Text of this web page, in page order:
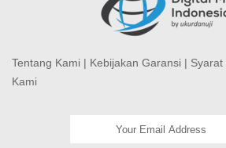
Tentang Kami | Kebijakan Garansi | Syarat
Kami